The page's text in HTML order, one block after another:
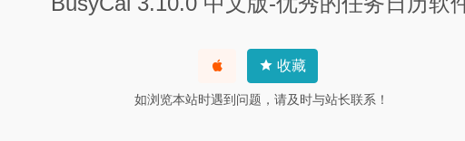
收藏
如浏览本站时遇到问题，请及时与站长联系！
太鼓之达人(Taiko no Tatsujin Pop Tap Bea‪t) 1.26.0-太鼓打击类音乐节奏
Celemony Melodyne Studio 5.0.0.048 – 革命性意义的优秀音频编辑软件
Iconjar 2.11.4 – 非常方便的图标素材管理工具 2026-01-24